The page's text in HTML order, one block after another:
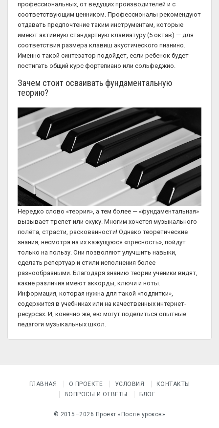
профессиональных, от ведущих производителей и с
соответствующим ценником. Профессионалы рекомендуют
отдавать предпочтение таким инструментам, которые
имеют активную стандартную клавиатуру (5 октав) — для
соответствия размера клавиш акустического пианино.
Именно такой синтезатор подойдет, если ребенок будет
постигать общий курс фортепиано или сольфеджио.
Зачем стоит осваивать фундаментальную
теорию?
Нередко слово «теория», а тем более — «фундаментальная»
вызывает трепет или скуку. Многим хочется музыкального
полёта, страсти, раскованности! Однако теоретические
знания, несмотря на их кажущуюся «пресность», пойдут
только на пользу. Они позволяют улучшить навыки,
сделать репертуар и стили исполнения более
разнообразными. Благодаря знанию теории ученики видят,
какие различия имеют аккорды, ключи и ноты.
Информация, которая нужна для такой «подпитки»,
содержится в учебниках или на качественных интернет-
ресурсах. И, конечно же, ею могут поделиться опытные
педагоги музыкальных школ.
ГЛАВНАЯ О ПРОЕКТЕ УСЛОВИЯ
КОНТАКТЫ
ВОПРОСЫ И ОТВЕТЫ
БЛОГ
© 2015–2026 Проект «После уроков»